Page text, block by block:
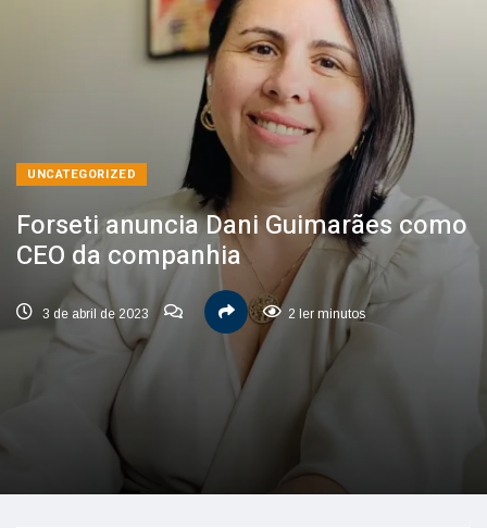
UNCATEGORIZED
Forseti anuncia Dani Guimarães como
CEO da companhia
3 de abril de 2023 2 ler minutos